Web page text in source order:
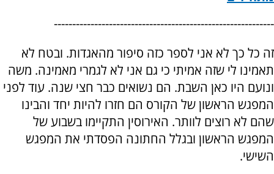
------------------------------------------------------------
זה כל כך לא אני לספר כזה סיפור מהאגדות. ובטח לא
תאמינו לי שזה אמיתי כי גם אני לא לגמרי מאמינה. משה
ונועם היו כאן השבת. הם נשואים כבר חצי שנה. עוד לפני
המפגש הראשון של הקורס הם חזרו להיות יחד והבינו
שהם לא רוצים לוותר. האירוסין התקיימו בשבוע של
המפגש הראשון ובגלל החתונה הפסדתי את המפגש
השישי.